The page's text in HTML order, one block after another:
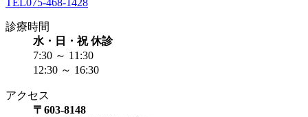
診療時間
水・日・祝 休診
7:30 ～ 11:30
12:30 ～ 16:30
アクセス
〒603-8148